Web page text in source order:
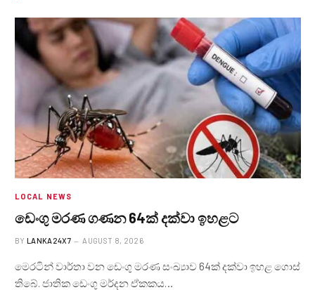
LOCAL NEWS
ඩෙංගු මරණ ගණන 64ක් දක්වා ඉහළට
BY LANKA24X7 AUGUST 8, 2026
මෙරටින් වාර්තා වන ඩෙංගු මරණ සංඛ්‍යාව 64ක් දක්වා ඉහළ ගොස්
තිබේ. ජාතික ඩෙංගු මර්දන ඒකකය…